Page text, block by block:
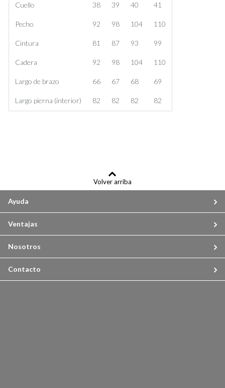
Cuello 38 39 40 41
Pecho 92 98 104 110
Cintura 81 87 93 99
Cadera 92 98 104 110
Largo de brazo 66 67 68 69
Largo pierna (interior) 82 82 82 82
Volver arriba
Ayuda
Ventajas
Nosotros
Contacto